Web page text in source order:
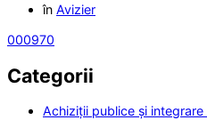
în Avizier
000970
Categorii
Achiziții publice și integrare